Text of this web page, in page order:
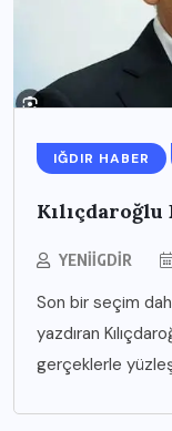
IĞDIR HABER
YENIIGDIR
Son bir seçim
yazdıran
gerçeklerle